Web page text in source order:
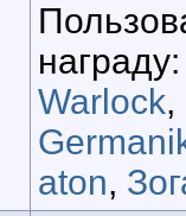
Warlock,
aton,